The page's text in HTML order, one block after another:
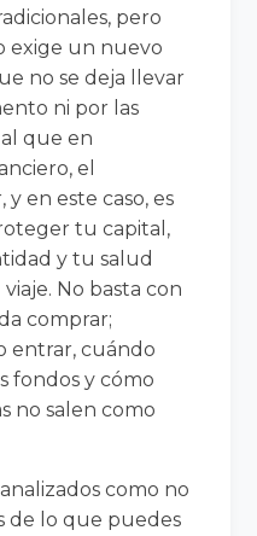
pero
exige un nuevo
no se deja llevar
ni por las
que en
el
en este caso, es
tu capital,
y tu salud
No basta con
comprar;
entrar, cuándo
fondos y cómo
no salen como
como no
de lo que puedes